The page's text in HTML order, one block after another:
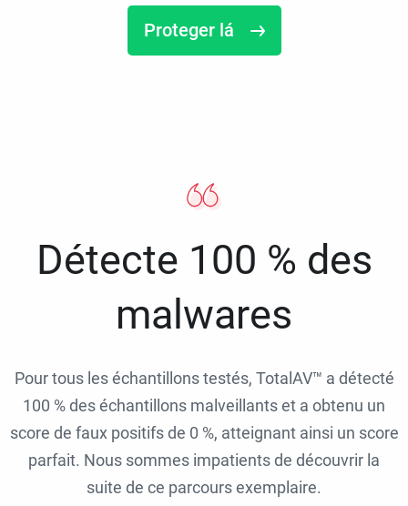
Proteger lá
Détecte 100 % des
malwares
Pour tous les échantillons testés, TotalAV™ a détecté
100 % des échantillons malveillants et a obtenu un
score de faux positifs de 0 %, atteignant ainsi un score
parfait. Nous sommes impatients de découvrir la
suite de ce parcours exemplaire.